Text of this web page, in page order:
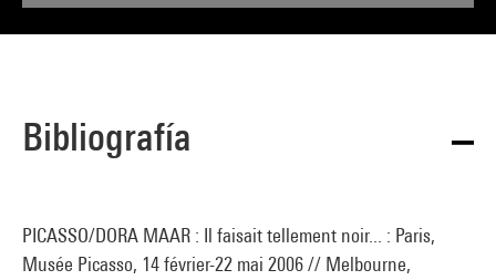
Bibliografía
PICASSO/DORA MAAR : Il faisait tellement noir... : Paris,
Musée Picasso, 14 février-22 mai 2006 // Melbourne,